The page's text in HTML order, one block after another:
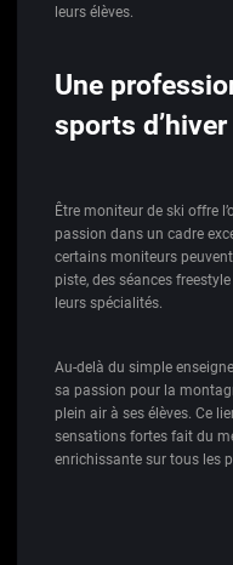
leurs élèves.
Une
sports d’hiver
Être moniteur de ski offre
passion dans un cadre
certains moniteurs
piste, des séances
leurs spécialités.
Au-delà du simple
sa passion pour la
plein air à ses élèves. Ce
sensations fortes fait du
enrichissante sur tous les